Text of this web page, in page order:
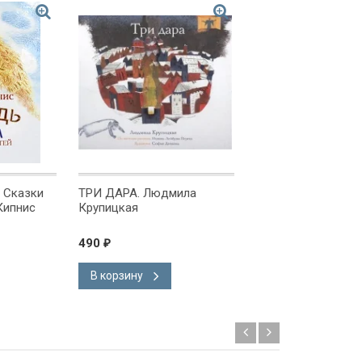
ТРИ ДАРА. Людмила
Крупицкая
490 ₽
В корзину